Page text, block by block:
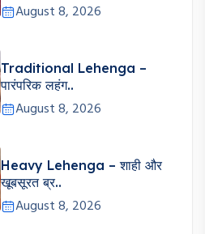
August 8, 2026
Traditional Lehenga –
पारंपरिक लहंग..
August 8, 2026
Heavy Lehenga – शाही और
खूबसूरत ब्र..
August 8, 2026